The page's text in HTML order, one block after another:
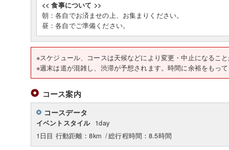
<< 食事について >>
朝：各自でお済ませの上、お集まりください。
昼：各自でご準備ください。
※スケジュール、コースは天候などにより変更・中止になるこ
※週末は道が混雑し、渋滞が予想されます。時間に余裕をもっ
コース案内
コースデータ
イベントスタイル 1day
1日目 行動距離：8km /総行程時間：8.5時間